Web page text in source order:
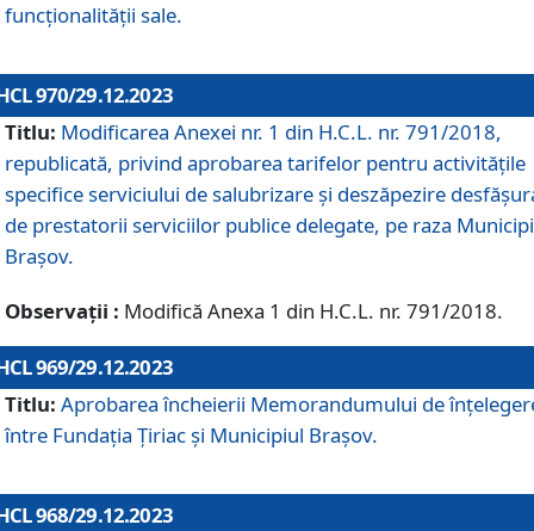
funcționalității sale.
970/29.12.2023
Titlu: Modificarea Anexei nr. 1 din H.C.L. nr. 791/2018,
republicată, privind aprobarea tarifelor pentru activitățile
specifice serviciului de salubrizare și deszăpezire
de prestatorii serviciilor publice delegate, pe raza
Brașov.
Observații : Modifică Anexa 1 din H.C.L. nr. 791/2018.
969/29.12.2023
Titlu: Aprobarea încheierii Memorandumului de
între Fundația Țiriac și Municipiul Brașov.
968/29.12.2023